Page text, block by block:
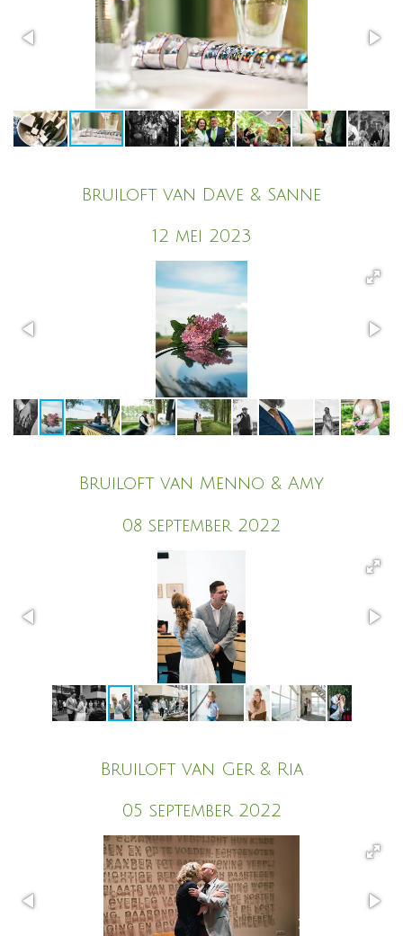
Bruiloft van Dave & Sanne
12 mei 2023
Bruiloft van Menno & Amy
08 september 2022
Bruiloft van Ger & Ria
05 september 2022